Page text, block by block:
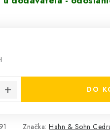
DO
Značka: Hahn & Sohn